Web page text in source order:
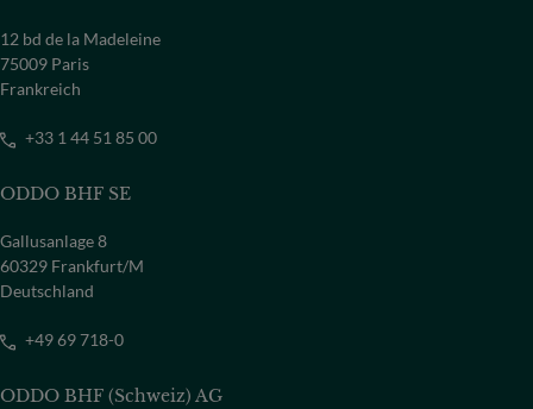
12 bd de la Madeleine
75009 Paris
Frankreich
+33 1 44 51 85 00
ODDO BHF SE
Gallusanlage 8
60329 Frankfurt/M
Deutschland
+49 69 718-0
ODDO BHF (Schweiz) AG